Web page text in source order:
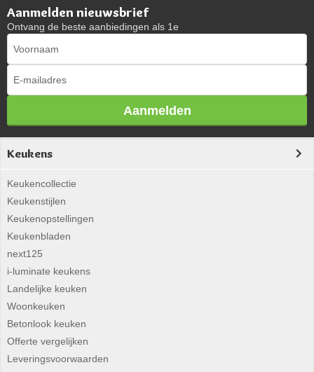
Aanmelden nieuwsbrief
Ontvang de beste aanbiedingen als 1e
Aanmelden
Keukens
Keukencollectie
Keukenstijlen
Keukenopstellingen
Keukenbladen
next125
i-luminate keukens
Landelijke keuken
Woonkeuken
Betonlook keuken
Offerte vergelijken
Leveringsvoorwaarden